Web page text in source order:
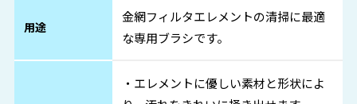
用途
金網フィルタエレメントの清掃に最適
な専用ブラシです。
・エレメントに優しい素材と形状によ